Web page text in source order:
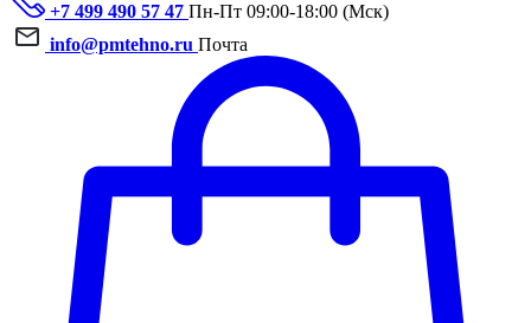
+7 499 490 57 47 Пн-Пт 09:00-18:00 (Мск)
info@pmtehno.ru Почта